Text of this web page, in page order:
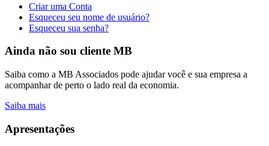
Criar uma Conta
Esqueceu seu nome de usuário?
Esqueceu sua senha?
Ainda não sou cliente MB
Saiba como a MB Associados pode ajudar você e sua empresa a
acompanhar de perto o lado real da economia.
Saiba mais
Apresentações